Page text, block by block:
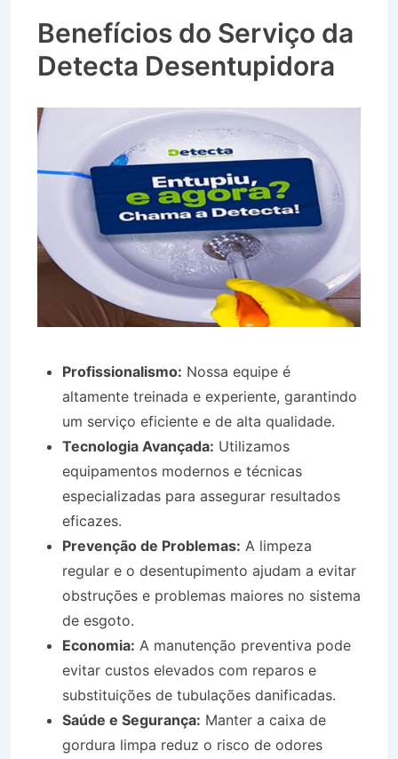
Benefícios do Serviço da
Detecta Desentupidora
Profissionalismo: Nossa equipe é
altamente treinada e experiente, garantindo
um serviço eficiente e de alta qualidade.
Tecnologia Avançada: Utilizamos
equipamentos modernos e técnicas
especializadas para assegurar resultados
eficazes.
Prevenção de Problemas: A limpeza
regular e o desentupimento ajudam a evitar
obstruções e problemas maiores no sistema
de esgoto.
Economia: A manutenção preventiva pode
evitar custos elevados com reparos e
substituições de tubulações danificadas.
Saúde e Segurança: Manter a caixa de
gordura limpa reduz o risco de odores